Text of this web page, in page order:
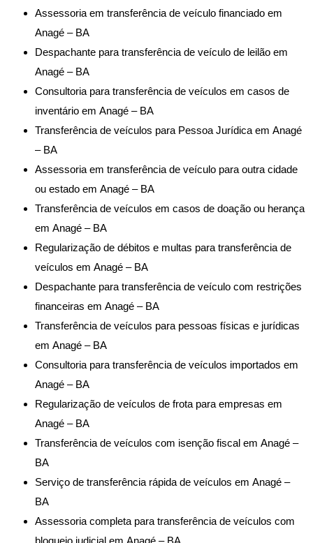
Assessoria em transferência de veículo financiado em
Anagé – BA
Despachante para transferência de veículo de leilão em
Anagé – BA
Consultoria para transferência de veículos em casos de
inventário em Anagé – BA
Transferência de veículos para Pessoa Jurídica em Anagé
– BA
Assessoria em transferência de veículo para outra cidade
ou estado em Anagé – BA
Transferência de veículos em casos de doação ou herança
em Anagé – BA
Regularização de débitos e multas para transferência de
veículos em Anagé – BA
Despachante para transferência de veículo com restrições
financeiras em Anagé – BA
Transferência de veículos para pessoas físicas e jurídicas
em Anagé – BA
Consultoria para transferência de veículos importados em
Anagé – BA
Regularização de veículos de frota para empresas em
Anagé – BA
Transferência de veículos com isenção fiscal em Anagé –
BA
Serviço de transferência rápida de veículos em Anagé –
BA
Assessoria completa para transferência de veículos com
bloqueio judicial em Anagé – BA